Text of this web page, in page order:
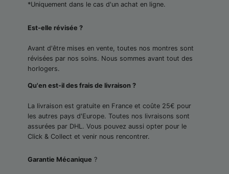
*Uniquement dans le cas d'un achat en ligne.
Est-elle révisée ?
Avant d'être mises en vente, toutes nos montres sont
révisées par nos soins. Nous sommes avant tout des
horlogers.
Qu'en est-il des frais de livraison ?
La livraison est gratuite en France et coûte 25€ pour
les autres pays d'Europe. Toutes nos livraisons sont
assurées par DHL. Vous pouvez aussi opter pour le
Click & Collect et venir nous rencontrer.
Garantie Mécanique ?